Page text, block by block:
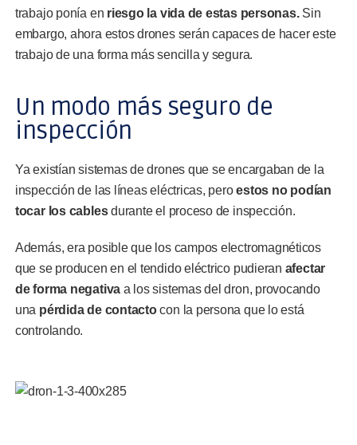
trabajo ponía en riesgo la vida de estas personas.Sin
embargo, ahora estos drones serán capaces de hacer este
trabajo de una forma más sencilla y segura.
Un modo más seguro de
inspección
Ya existían sistemas de drones que se encargaban de la
inspección de las líneas eléctricas, peroestos no podían
tocar los cablesdurante el proceso de inspección.
Además, era posible que los campos electromagnéticos
que se producen en el tendido eléctrico pudieran afectar
de forma negativa a los sistemas del dron, provocando
una pérdida de contactocon la persona que lo está
controlando.